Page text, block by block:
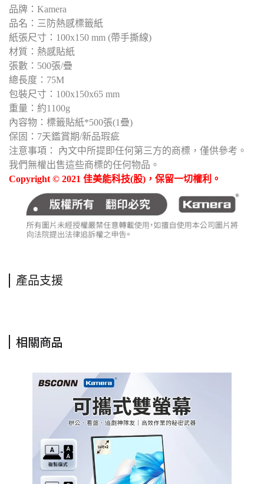
品牌：Kamera
品名：三防熱感標籤紙
紙張尺寸：100x150 mm (帶手撕線)
材質：熱感貼紙
張數：500張/疊
總長度：75M
包裝尺寸：100x150x65 mm
重量：約1100g
內容物：標籤貼紙*500張(1疊)
保固：7天鑑賞期/新品瑕疵
注意事項： 內文中所提即任何第三方的商標，僅供參考。
我們無權出售這些商標的任何物品。
Copyright © 2021 佳美能科技(股)，保留一切權利。
產品支援
相關商品